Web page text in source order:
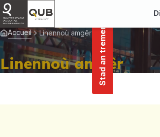
content
Stad an tremenerezh
Accueil Linennoù amgêr
Linennoù amgêr
Cookies management panel